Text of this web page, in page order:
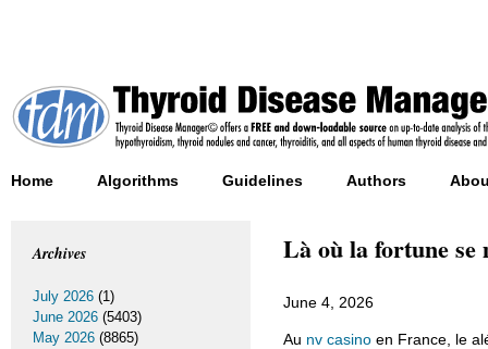
Home Algorithms Guidelines Authors
Là où la fortune se
June 4, 2026
Au nv casino en France, le
Archives
July 2026 (1)
June 2026 (5403)
May 2026 (8865)